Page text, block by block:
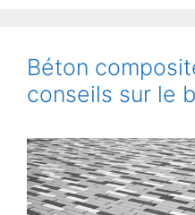
Béton
conseils sur le